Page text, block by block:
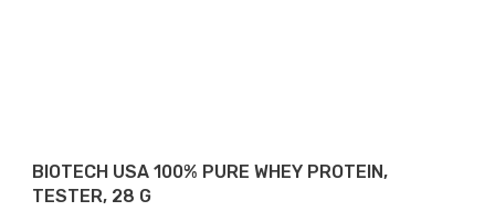
BIOTECH USA 100% PURE WHEY PROTEIN,
TESTER, 28 G